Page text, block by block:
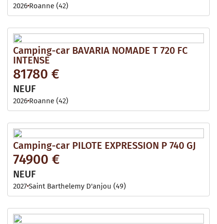
2026 Roanne (42)
Camping-car BAVARIA NOMADE T 720 FC
INTENSE
81780 €
NEUF
2026 Roanne (42)
Camping-car PILOTE EXPRESSION P 740 GJ
74900 €
NEUF
2027Saint Barthelemy D'anjou (49)